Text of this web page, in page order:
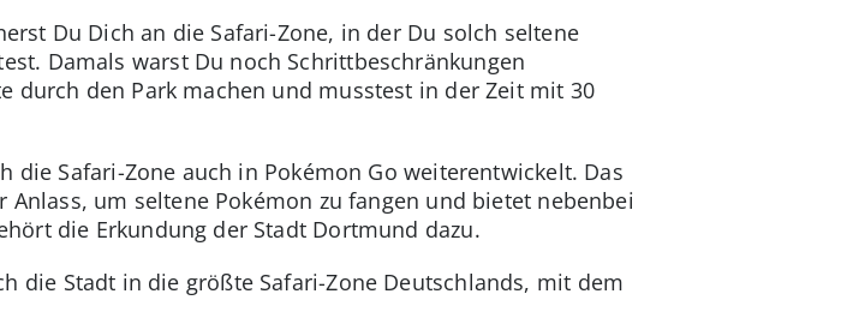
Du Dich an die Safari-Zone, in der Du solch seltene
Damals warst Du noch Schrittbeschränkungen
durch den Park machen und musstest in der Zeit mit 30
die Safari-Zone auch in Pokémon Go weiterentwickelt. Das
um seltene Pokémon zu fangen und bietet nebenbei
die Erkundung der Stadt Dortmund dazu.
die Stadt in die größte Safari-Zone Deutschlands, mit dem